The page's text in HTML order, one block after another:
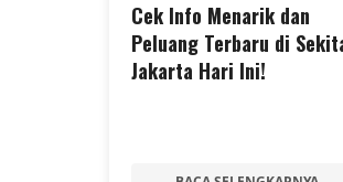
Cek Info Menarik dan
Peluang Terbaru di
Jakarta Hari Ini!